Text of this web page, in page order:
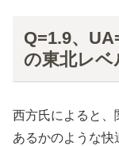
Q=1.9、
の東北レベ
西方氏によると、
あるかのような